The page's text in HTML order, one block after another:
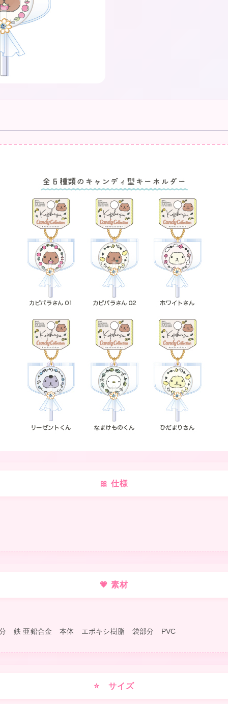
🎀 仕様
💗 素材
分 鉄 亜鉛合金 本体 エポキシ樹脂 袋部分 PVC
⭐ サイズ
★
❤
❤